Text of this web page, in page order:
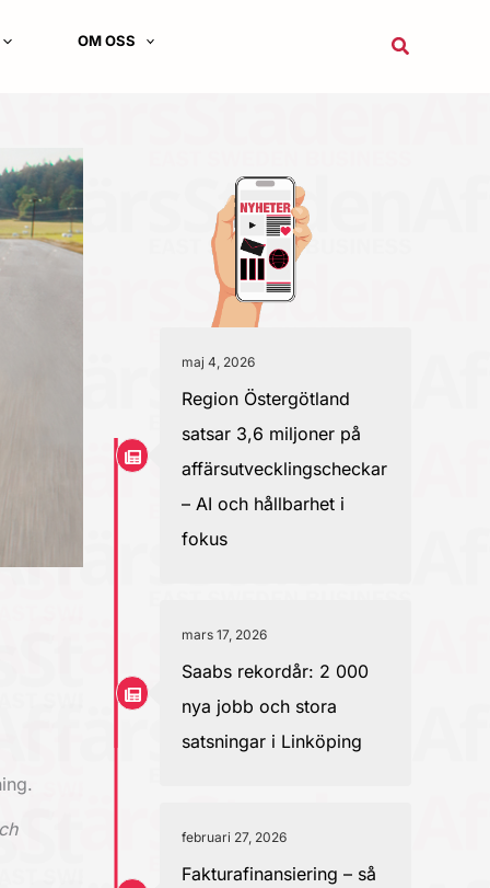
OM OSS Sök
maj 4, 2026
Region Östergötland
satsar 3,6 miljoner på
affärsutvecklingscheckar
– AI och hållbarhet i
fokus
mars 17, 2026
Saabs rekordår: 2 000
nya jobb och stora
satsningar i Linköping
februari 27, 2026
Fakturafinansiering – så